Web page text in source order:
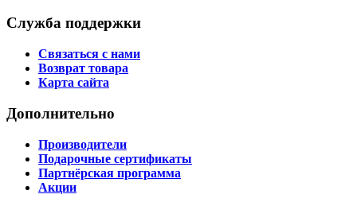
Служба поддержки
Связаться с нами
Возврат товара
Карта сайта
Дополнительно
Производители
Подарочные сертификаты
Партнёрская программа
Акции